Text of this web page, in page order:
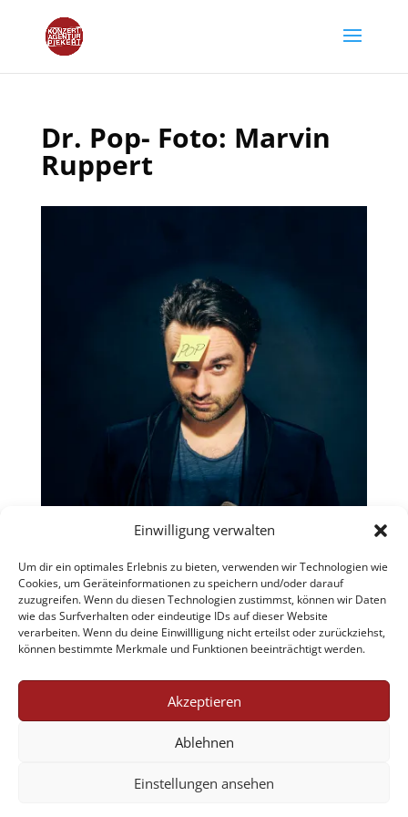
Einwilligung verwalten
Um dir ein optimales Erlebnis zu bieten, verwenden wir Technologien wie
Cookies, um Geräteinformationen zu speichern und/oder darauf
zuzugreifen. Wenn du diesen Technologien zustimmst, können wir Daten
wie das Surfverhalten oder eindeutige IDs auf dieser Website
verarbeiten. Wenn du deine Einwillligung nicht erteilst oder zurückziehst,
können bestimmte Merkmale und Funktionen beeinträchtigt werden.
Akzeptieren
Ablehnen
Einstellungen ansehen
Dr. Pop- Foto: Marvin
Ruppert
Jobs AGB
Datenschutzerklärung
Cookie-Richtlinie (EU)